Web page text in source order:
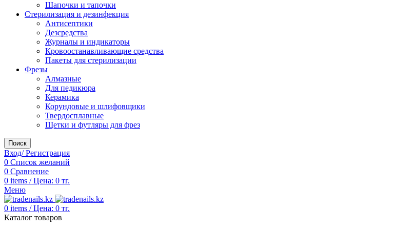
Шапочки и тапочки
Стерилизация и дезинфекция
Антисептики
Дезсредства
Журналы и индикаторы
Кровоостанавливающие средства
Пакеты для стерилизации
Фрезы
Алмазные
Для педикюра
Керамика
Корундовые и шлифовщики
Твердосплавные
Щетки и футляры для фрез
Поиск
Вход/ Регистрация
0 Список желаний
0 Сравнение
0 items / Цена: 0 тг.
Меню
0 items / Цена: 0 тг.
Каталог товаров